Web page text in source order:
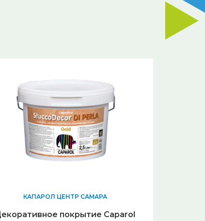
КАПАРОЛ ЦЕНТР САМАРА
покрытие Caparol